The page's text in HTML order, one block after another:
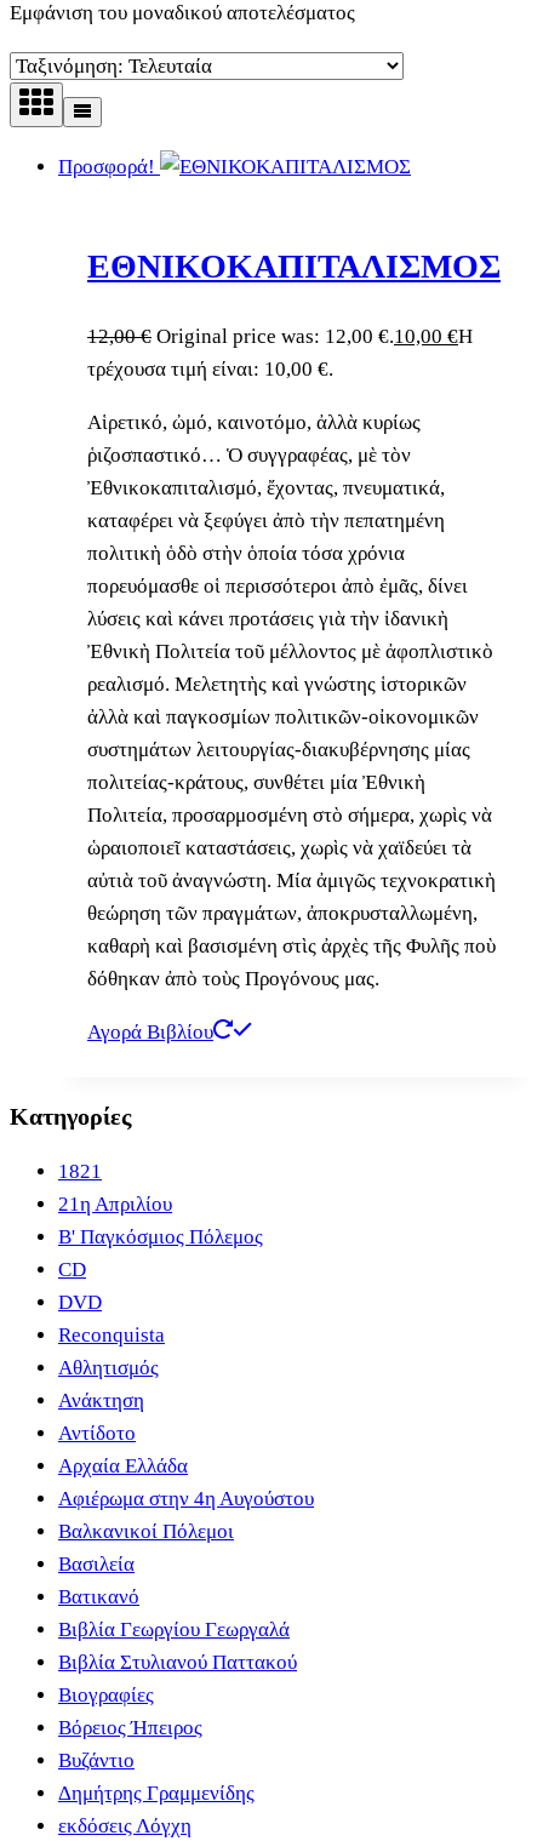
Εμφάνιση του μοναδικού αποτελέσματος
Προσφορά!
ΕΘΝΙΚΟΚΑΠΙΤΑΛΙΣΜΟΣ
12,00€ Original price was: 12,00 €.10,00 €Η
τρέχουσα τιμή είναι: 10,00 €.
Αἱρετικό, ὠμό, καινοτόμο, ἀλλὰ κυρίως
ῥιζοσπαστικό… Ὁ συγγραφέας, μὲ τὸν
Ἐθνικοκαπιταλισμό, ἔχοντας, πνευματικά,
καταφέρει νὰ ξεφύγει ἀπὸ τὴν πεπατημένη
πολιτικὴ ὁδὸ στὴν ὁποία τόσα χρόνια
πορευόμασθε οἱ περισσότεροι ἀπὸ ἐμᾶς, δίνει
λύσεις καὶ κάνει προτάσεις γιὰ τὴν ἰδανικὴ
Ἐθνικὴ Πολιτεία τοῦ μέλλοντος μὲ ἀφοπλιστικὸ
ρεαλισμό. Μελετητὴς καὶ γνώστης ἱστορικῶν
ἀλλὰ καὶ παγκοσμίων πολιτικῶν-οἰκονομικῶν
συστημάτων λειτουργίας-διακυβέρνησης μίας
πολιτείας-κράτους, συνθέτει μία Ἐθνικὴ
Πολιτεία, προσαρμοσμένη στὸ σήμερα, χωρὶς νὰ
ὡραιοποιεῖ καταστάσεις, χωρὶς νὰ χαϊδεύει τὰ
αὐτιὰ τοῦ ἀναγνώστη. Μία ἀμιγῶς τεχνοκρατικὴ
θεώρηση τῶν πραγμάτων, ἀποκρυσταλλωμένη,
καθαρὴ καὶ βασισμένη στὶς ἀρχὲς τῆς Φυλῆς ποὺ
δόθηκαν ἀπὸ τοὺς Προγόνους μας.
Αγορά Βιβλίου
Κατηγορίες
1821
21η Απριλίου
B' Παγκόσμιος Πόλεμος
CD
DVD
Reconquista
Αθλητισμός
Ανάκτηση
Αντίδοτο
Αρχαία Ελλάδα
Αφιέρωμα στην 4η Αυγούστου
Βαλκανικοί Πόλεμοι
Βασιλεία
Βατικανό
Βιβλία Γεωργίου Γεωργαλά
Βιβλία Στυλιανού Παττακού
Βιογραφίες
Βόρειος Ήπειρος
Βυζάντιο
Δημήτρης Γραμμενίδης
εκδόσεις Λόγχη